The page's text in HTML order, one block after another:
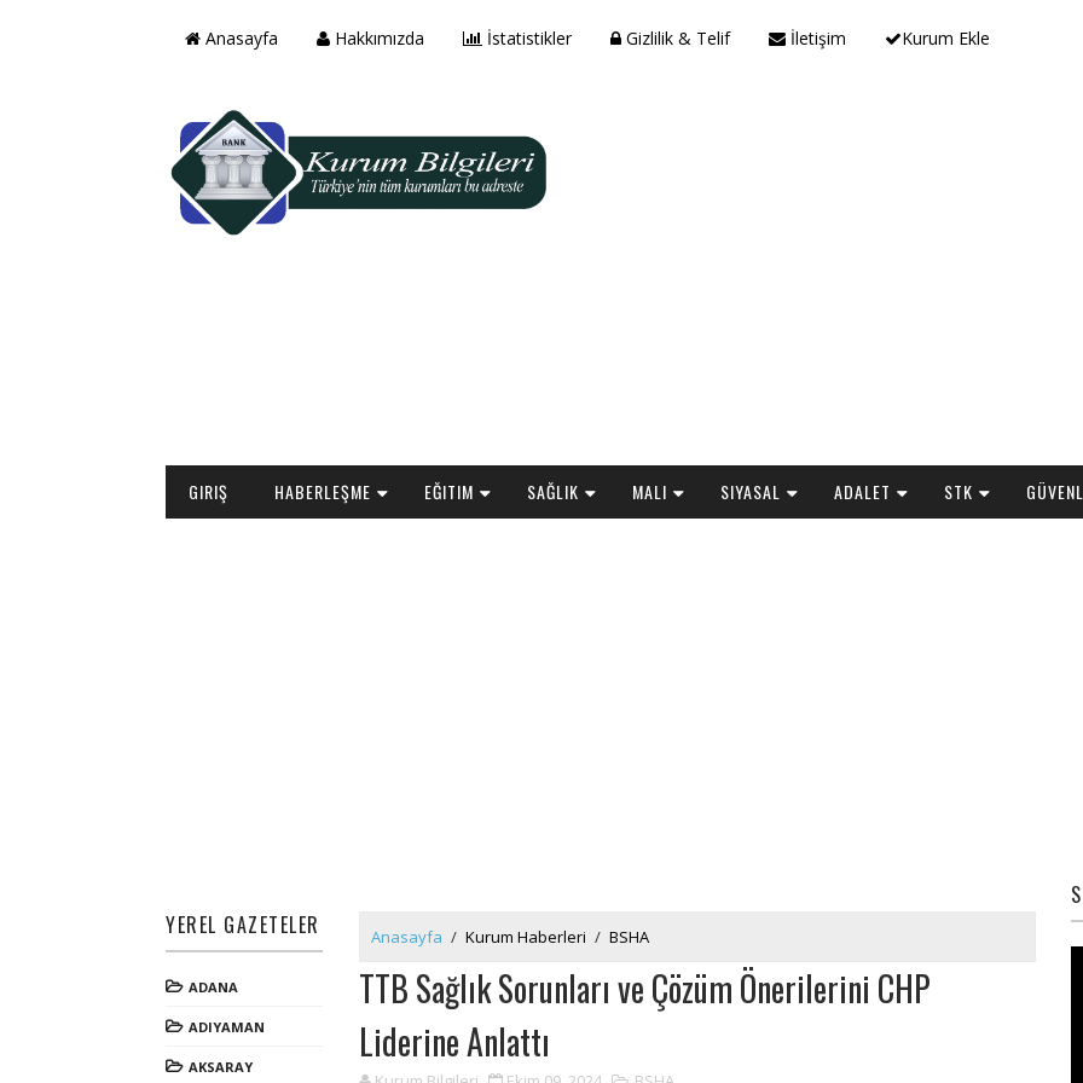
Anasayfa Hakkımızda İstatistikler Gizlilik & Telif İletişim Kurum Ekle
GIRIŞ HABERLEŞME EĞITIM SAĞLIK MALI SIYASAL ADALET STK
YEREL GAZETELER
ADANA
ADIYAMAN
AKSARAY
Anasayfa / Kurum Haberleri / BSHA
TTB Sağlık Sorunları ve Çözüm Önerilerini CHP
Liderine Anlattı